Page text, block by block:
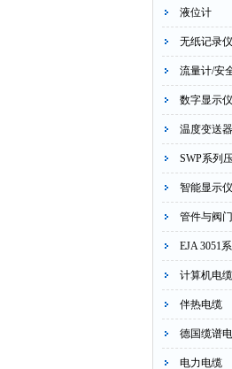
液位计
无纸记录仪
流量计/安
数字显示
温度变送器
SWP系列
智能显示
管件与阀门
EJA 3051
计算机电缆
伴热电缆
德国缆谱
电力电缆